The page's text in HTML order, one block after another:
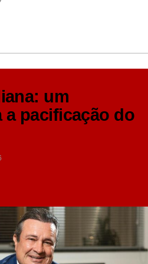
um
a pacificação do